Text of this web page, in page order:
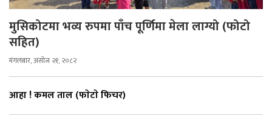
मुसिकोटमा भव्य रुपमा पाँच पूर्णिमा मेला लाग्यो (फोटो
सहित)
मंगलबार, असोज २१, २०८२
आहा ! कमल ताल (फाेटाे फिचर)